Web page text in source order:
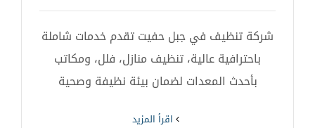
شركة تنظيف في جبل حفيت تقدم خدمات شاملة
باحترافية عالية، تنظيف منازل، فلل، ومكاتب
بأحدث المعدات لضمان بيئة نظيفة وصحية